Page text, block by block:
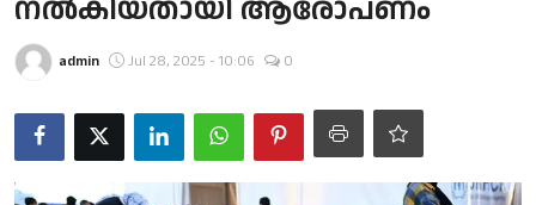
Obituary
Music
നല്‍കിയതായി ആരോപണം
admin Jul 28, 2025 - 10:06 0